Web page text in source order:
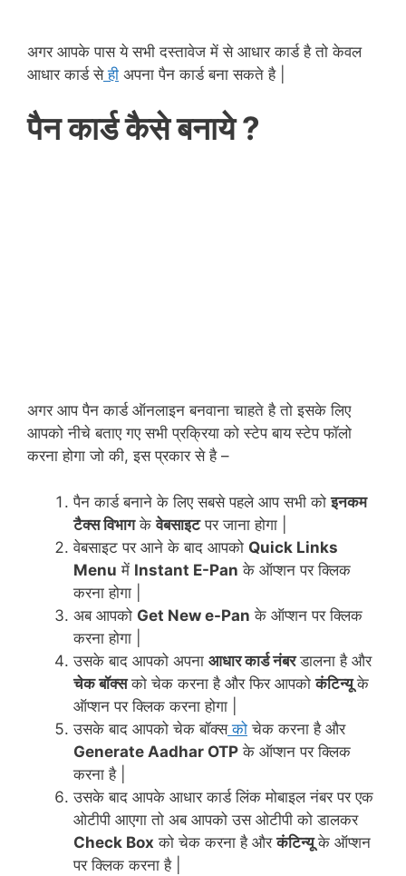
अगर आपके पास ये सभी दस्तावेज में से आधार कार्ड है तो केवल
आधार कार्ड सेही अपना पैन कार्ड बना सकते है |
पैन कार्ड कैसे बनाये ?
अगर आप पैन कार्ड ऑनलाइन बनवाना चाहते है तो इसके लिए
आपको नीचे बताए गए सभी प्रक्रिया को स्टेप बाय स्टेप फॉलो
करना होगा जो की, इस प्रकार से है –
पैन कार्ड बनाने के लिए सबसे पहले आप सभी कोइनकम
टैक्स विभागकेवेबसाइटपर जाना होगा |
वेबसाइट पर आने के बाद आपको Quick Links
Menu में Instant E-Pan के ऑप्शन पर क्लिक
करना होगा |
अब आपको Get New e-Pan के ऑप्शन पर क्लिक
करना होगा |
उसके बाद आपको अपना आधार कार्ड नंबरडालना है और
चेक बॉक्सको चेक करना है और फिर आपकोकंटिन्यूके
ऑप्शन पर क्लिक करना होगा |
उसके बाद आपको चेक बॉक्सको चेक करना है और
Generate Aadhar OTP के ऑप्शन पर क्लिक
करना है |
उसके बाद आपके आधार कार्ड लिंक मोबाइल नंबर पर एक
ओटीपी आएगा तो अब आपको उस ओटीपी को डालकर
Check Box को चेक करना है औरकंटिन्यूके ऑप्शन
पर क्लिक करना है |